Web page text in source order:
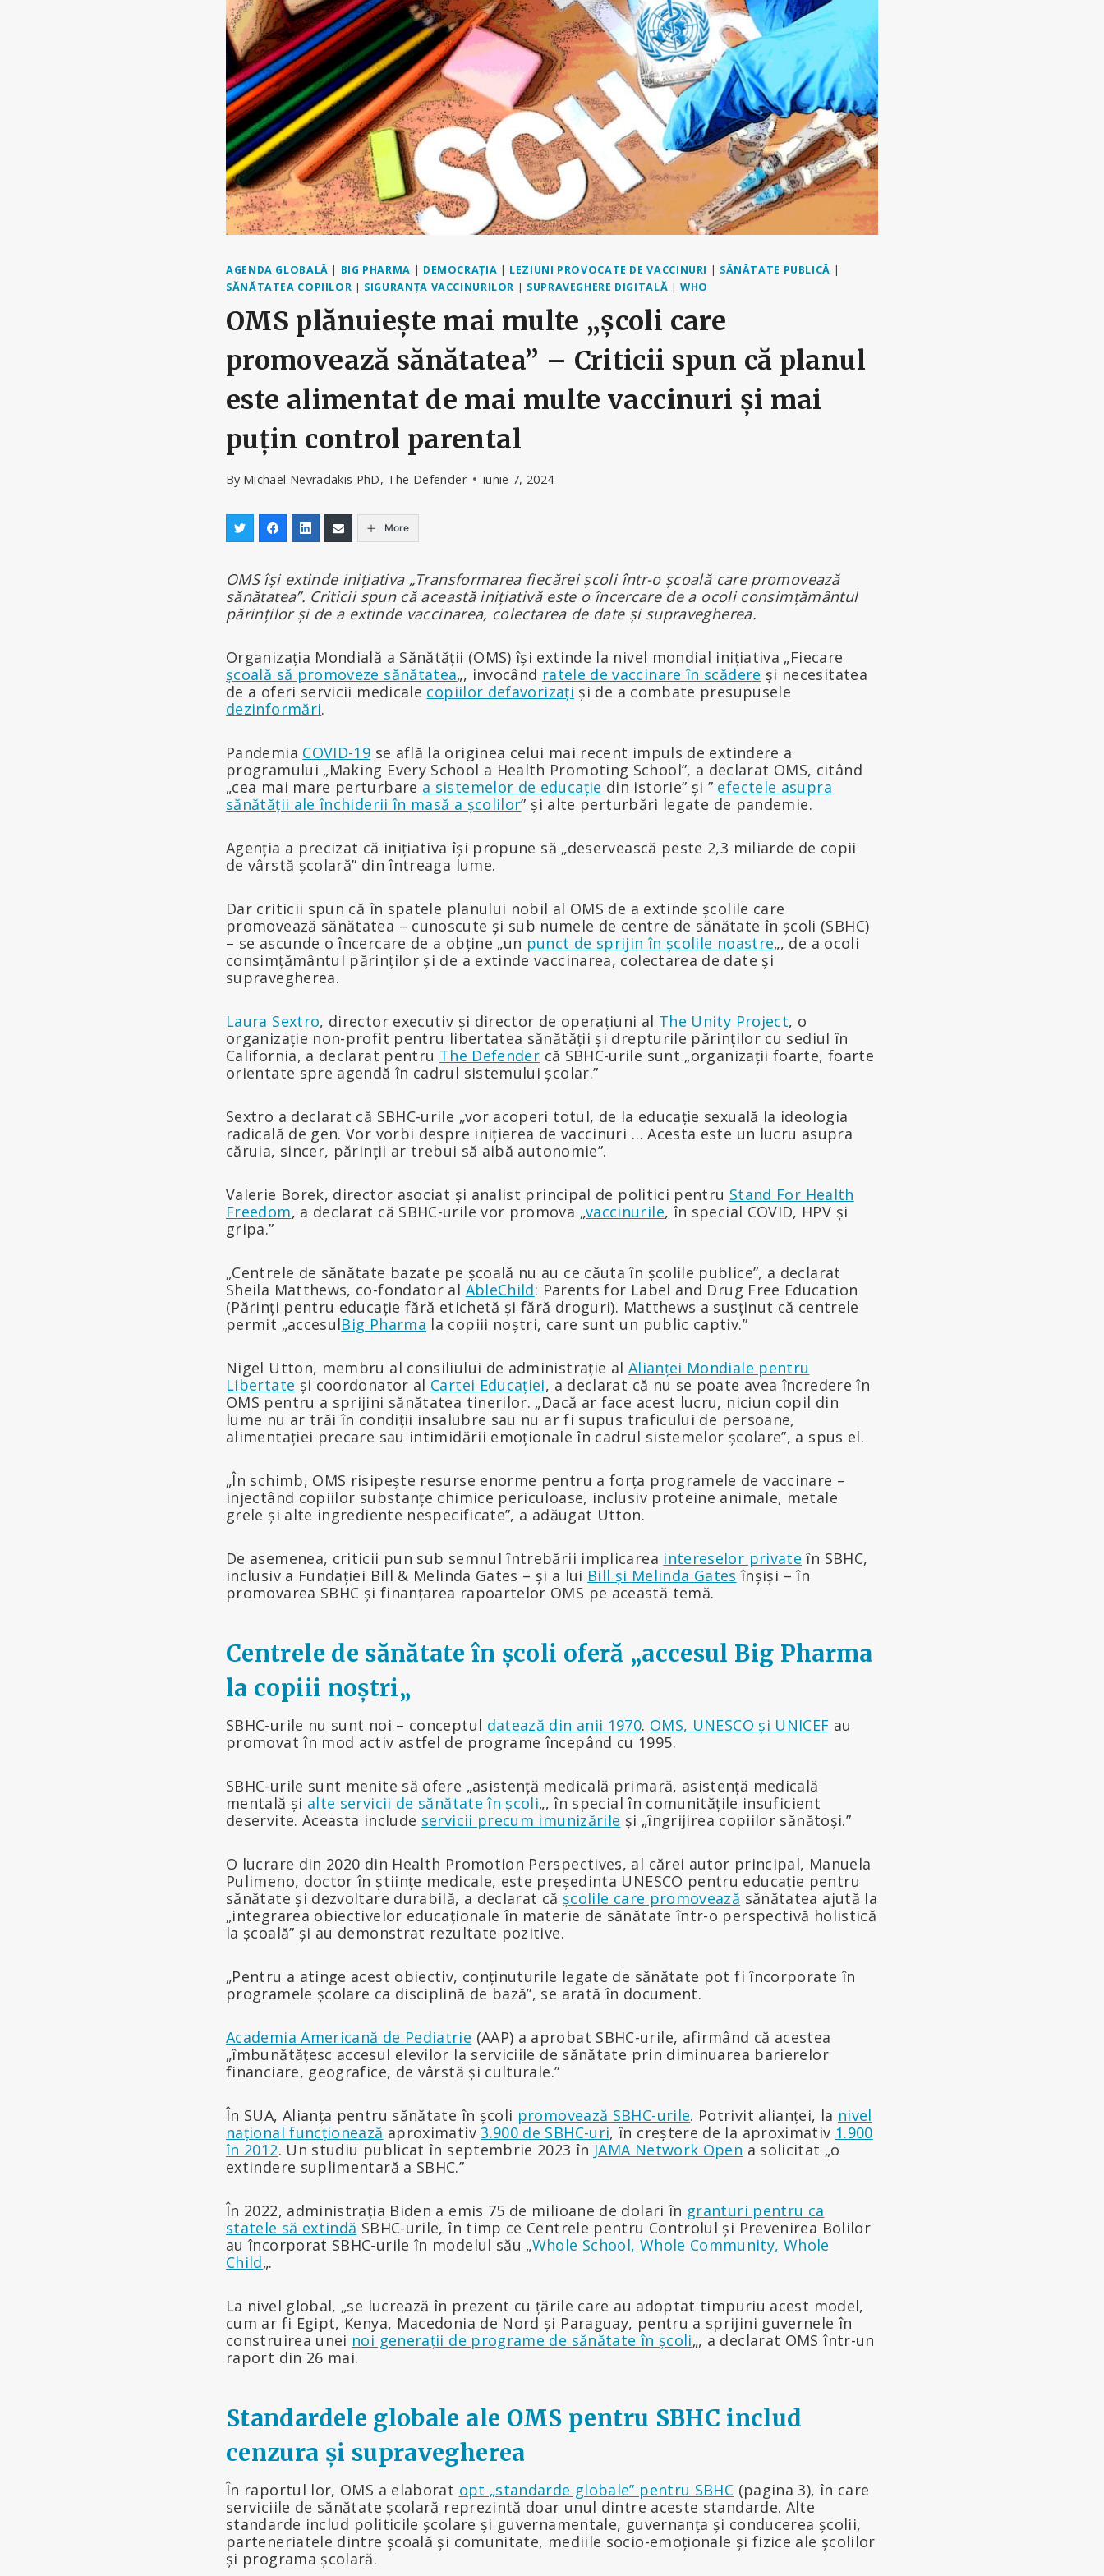
AGENDA GLOBALĂ | BIG PHARMA | DEMOCRAȚIA | LEZIUNI PROVOCATE DE VACCINURI | SĂNĂTATE PUBLICĂ |
SĂNĂTATEA COPIILOR | SIGURANȚA VACCINURILOR | SUPRAVEGHERE DIGITALĂ |WHO
OMS plănuiește mai multe „școli care
promovează sănătatea” – Criticii spun că planul
este alimentat de mai multe vaccinuri și mai
puțin control parental
By Michael Nevradakis PhD, The Defender iunie 7, 2024
More
OMS își extinde inițiativa „Transformarea fiecărei școli într-o școală care promovează
sănătatea”. Criticii spun că această inițiativă este o încercare de a ocoli consimțământul
părinților și de a extinde vaccinarea, colectarea de date și supravegherea.
Organizația Mondială a Sănătății (OMS) își extinde la nivel mondial inițiativa „Fiecare
școală să promoveze sănătatea„, invocând ratele de vaccinare în scădere și necesitatea
de a oferi servicii medicale copiilor defavorizați și de a combate presupusele
dezinformări.
Pandemia COVID-19 se află la originea celui mai recent impuls de extindere a
programului „Making Every School a Health Promoting School”, a declarat OMS, citând
„cea mai mare perturbare a sistemelor de educație din istorie” și ” efectele asupra
sănătății ale închiderii în masă a școlilor” și alte perturbări legate de pandemie.
Agenția a precizat că inițiativa își propune să „deservească peste 2,3 miliarde de copii
de vârstă școlară” din întreaga lume.
Dar criticii spun că în spatele planului nobil al OMS de a extinde școlile care
promovează sănătatea – cunoscute și sub numele de centre de sănătate în școli (SBHC)
– se ascunde o încercare de a obține „un punct de sprijin în școlile noastre„, de a ocoli
consimțământul părinților și de a extinde vaccinarea, colectarea de date și
supravegherea.
Laura Sextro, director executiv și director de operațiuni al The Unity Project, o
organizație non-profit pentru libertatea sănătății și drepturile părinților cu sediul în
California, a declarat pentru The Defender că SBHC-urile sunt „organizații foarte, foarte
orientate spre agendă în cadrul sistemului școlar.”
Sextro a declarat că SBHC-urile „vor acoperi totul, de la educație sexuală la ideologia
radicală de gen. Vor vorbi despre inițierea de vaccinuri … Acesta este un lucru asupra
căruia, sincer, părinții ar trebui să aibă autonomie”.
Valerie Borek, director asociat și analist principal de politici pentru Stand For Health
Freedom, a declarat că SBHC-urile vor promova „vaccinurile, în special COVID, HPV și
gripa.”
„Centrele de sănătate bazate pe școală nu au ce căuta în școlile publice”, a declarat
Sheila Matthews, co-fondator al AbleChild: Parents for Label and Drug Free Education
(Părinți pentru educație fără etichetă și fără droguri). Matthews a susținut că centrele
permit „accesulBig Pharma la copiii noștri, care sunt un public captiv.”
Nigel Utton, membru al consiliului de administrație al Alianței Mondiale pentru
Libertate și coordonator al Cartei Educației, a declarat că nu se poate avea încredere în
OMS pentru a sprijini sănătatea tinerilor. „Dacă ar face acest lucru, niciun copil din
lume nu ar trăi în condiții insalubre sau nu ar fi supus traficului de persoane,
alimentației precare sau intimidării emoționale în cadrul sistemelor școlare”, a spus el.
„În schimb, OMS risipește resurse enorme pentru a forța programele de vaccinare –
injectând copiilor substanțe chimice periculoase, inclusiv proteine animale, metale
grele și alte ingrediente nespecificate”, a adăugat Utton.
De asemenea, criticii pun sub semnul întrebării implicarea intereselor private în SBHC,
inclusiv a Fundației Bill & Melinda Gates – și a lui Bill și Melinda Gates înșiși – în
promovarea SBHC și finanțarea rapoartelor OMS pe această temă.
Centrele de sănătate în școli oferă „accesul Big Pharma
la copiii noștri„
SBHC-urile nu sunt noi – conceptul datează din anii 1970. OMS, UNESCO și UNICEF au
promovat în mod activ astfel de programe începând cu 1995.
SBHC-urile sunt menite să ofere „asistență medicală primară, asistență medicală
mentală și alte servicii de sănătate în școli„, în special în comunitățile insuficient
deservite. Aceasta include servicii precum imunizările și „îngrijirea copiilor sănătoși.”
O lucrare din 2020 din Health Promotion Perspectives, al cărei autor principal, Manuela
Pulimeno, doctor în științe medicale, este președinta UNESCO pentru educație pentru
sănătate și dezvoltare durabilă, a declarat că școlile care promovează sănătatea ajută la
„integrarea obiectivelor educaționale în materie de sănătate într-o perspectivă holistică
la școală” și au demonstrat rezultate pozitive.
„Pentru a atinge acest obiectiv, conținuturile legate de sănătate pot fi încorporate în
programele școlare ca disciplină de bază”, se arată în document.
Academia Americană de Pediatrie (AAP) a aprobat SBHC-urile, afirmând că acestea
„îmbunătățesc accesul elevilor la serviciile de sănătate prin diminuarea barierelor
financiare, geografice, de vârstă și culturale.”
În SUA, Alianța pentru sănătate în școli promovează SBHC-urile. Potrivit alianței, la nivel
național funcționează aproximativ3.900 de SBHC-uri, în creștere de la aproximativ 1.900
în 2012. Un studiu publicat în septembrie 2023 în JAMA Network Open a solicitat „o
extindere suplimentară a SBHC.”
În 2022, administrația Biden a emis 75 de milioane de dolari în granturi pentru ca
statele să extindă SBHC-urile, în timp ce Centrele pentru Controlul și Prevenirea Bolilor
au încorporat SBHC-urile în modelul său „Whole School, Whole Community, Whole
Child„.
La nivel global, „se lucrează în prezent cu țările care au adoptat timpuriu acest model,
cum ar fi Egipt, Kenya, Macedonia de Nord și Paraguay, pentru a sprijini guvernele în
construirea unei noi generații de programe de sănătate în școli„, a declarat OMS într-un
raport din 26 mai.
Standardele globale ale OMS pentru SBHC includ
cenzura și supravegherea
În raportul lor, OMS a elaborat opt „standarde globale” pentru SBHC (pagina 3), în care
serviciile de sănătate școlară reprezintă doar unul dintre aceste standarde. Alte
standarde includ politicile școlare și guvernamentale, guvernanța și conducerea școlii,
parteneriatele dintre școală și comunitate, mediile socio-emoționale și fizice ale școlilor
și programa școlară.